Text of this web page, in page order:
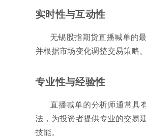
实时性与互动性
无锡股指期货直播喊单的
并根据市场变化调整交易策略
专业性与经验性
直播喊单的分析师通常具
法，为投资者提供专业的交易
技能。